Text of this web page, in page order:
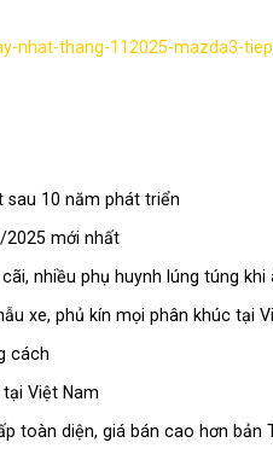
nhat-thang-112025-mazda3-
sau 10 năm phát triển
2025 mới nhất
nhiều phụ huynh lúng túng khi
xe, phủ kín mọi phân khúc tại
cách
Việt Nam
toàn diện, giá bán cao hơn bản